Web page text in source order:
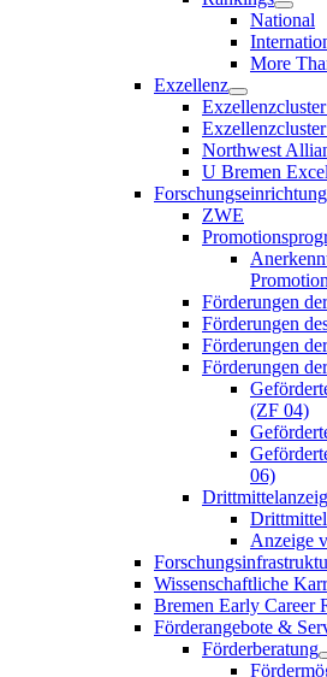
National
More
Exzellenz
Northwest
U Bremen
ZWE
Förderungen
Förderungen
Förderungen
Förderungen
(ZF 04)
06)
Anzeige
Wissenschaftliche
Bremen Early Career
Förderangebote &
Förderberatung